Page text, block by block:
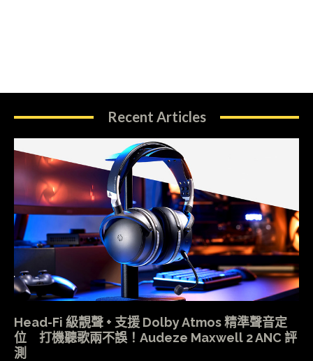
Recent Articles
Head-Fi 級靚聲 + 支援 Dolby Atmos 精準聲音定
位 打機聽歌兩不誤！Audeze Maxwell 2 ANC 評
測